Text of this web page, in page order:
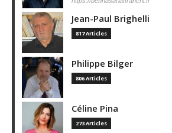
Jean-Paul Brighelli
817 Articles
Philippe Bilger
806 Articles
Céline Pina
273 Articles